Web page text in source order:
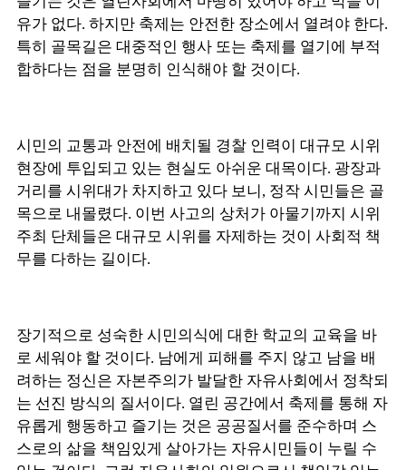
유가 없다. 하지만 축제는 안전한 장소에서 열려야 한다.
특히 골목길은 대중적인 행사 또는 축제를 열기에 부적
합하다는 점을 분명히 인식해야 할 것이다.
시민의 교통과 안전에 배치될 경찰 인력이 대규모 시위
현장에 투입되고 있는 현실도 아쉬운 대목이다. 광장과
거리를 시위대가 차지하고 있다 보니, 정작 시민들은 골
목으로 내몰렸다. 이번 사고의 상처가 아물기까지 시위
주최 단체들은 대규모 시위를 자제하는 것이 사회적 책
무를 다하는 길이다.
장기적으로 성숙한 시민의식에 대한 학교의 교육을 바
로 세워야 할 것이다. 남에게 피해를 주지 않고 남을 배
려하는 정신은 자본주의가 발달한 자유사회에서 정착되
는 선진 방식의 질서이다. 열린 공간에서 축제를 통해 자
유롭게 행동하고 즐기는 것은 공공질서를 준수하며 스
스로의 삶을 책임있게 살아가는 자유시민들이 누릴 수